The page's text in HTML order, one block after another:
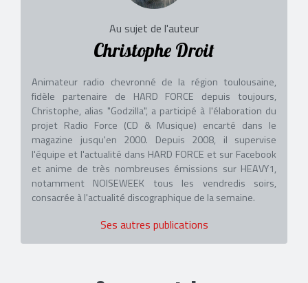
Au sujet de l'auteur
Christophe Droit
Animateur radio chevronné de la région toulousaine,
fidèle partenaire de HARD FORCE depuis toujours,
Christophe, alias "Godzilla", a participé à l'élaboration du
projet Radio Force (CD & Musique) encarté dans le
magazine jusqu'en 2000. Depuis 2008, il supervise
l'équipe et l'actualité dans HARD FORCE et sur Facebook
et anime de très nombreuses émissions sur HEAVY1,
notamment NOISEWEEK tous les vendredis soirs,
consacrée à l'actualité discographique de la semaine.
Ses autres publications